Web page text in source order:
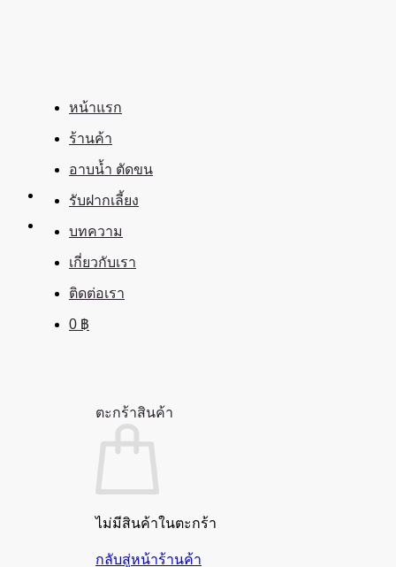
หน้าแรก
ร้านค้า
อาบน้ำ ตัดขน
รับฝากเลี้ยง
บทความ
เกี่ยวกับเรา
ติดต่อเรา
0 ฿
ตะกร้าสินค้า
ไม่มีสินค้าในตะกร้า
กลับสู่หน้าร้านค้า